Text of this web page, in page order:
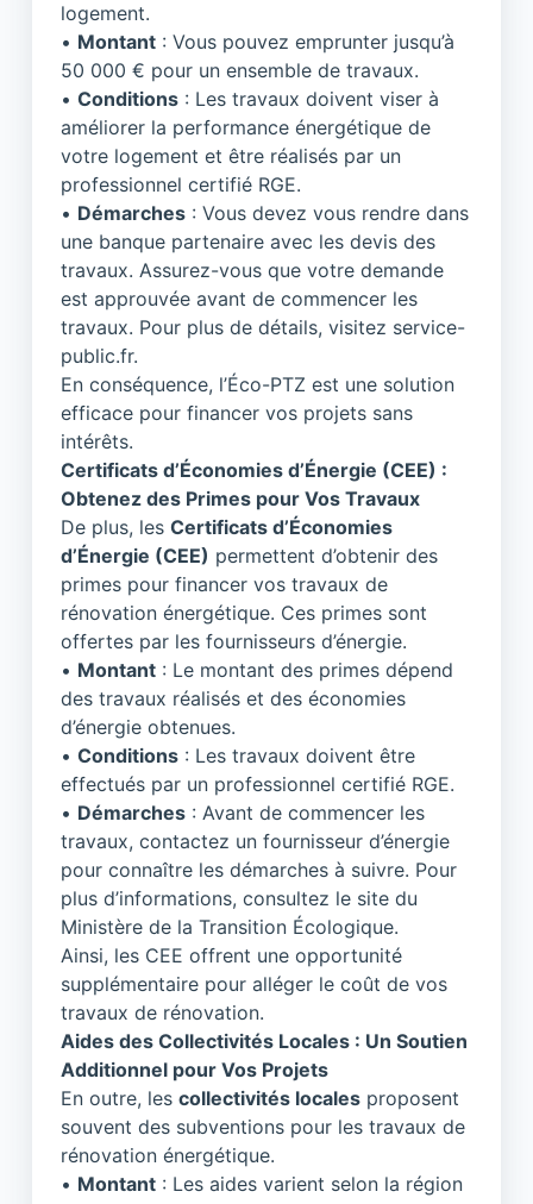
logement.
• Montant : Vous pouvez emprunter jusqu’à
50 000 € pour un ensemble de travaux.
•Conditions : Les travaux doivent viser à
améliorer la performance énergétique de
votre logement et être réalisés par un
professionnel certifié RGE.
• Démarches : Vous devez vous rendre dans
une banque partenaire avec les devis des
travaux. Assurez-vous que votre demande
est approuvée avant de commencer les
travaux. Pour plus de détails, visitez service-
public.fr.
En conséquence, l’Éco-PTZ est une solution
efficace pour financer vos projets sans
intérêts.
Certificats d’Économies d’Énergie (CEE) :
Obtenez des Primes pour Vos Travaux
De plus, lesCertificats d’Économies
d’Énergie (CEE) permettent d’obtenir des
primes pour financer vos travaux de
rénovation énergétique. Ces primes sont
offertes par les fournisseurs d’énergie.
• Montant : Le montant des primes dépend
des travaux réalisés et des économies
d’énergie obtenues.
•Conditions : Les travaux doivent être
effectués par un professionnel certifié RGE.
• Démarches : Avant de commencer les
travaux, contactez un fournisseur d’énergie
pour connaître les démarches à suivre. Pour
plus d’informations, consultez le site du
Ministère de la Transition Écologique.
Ainsi, les CEE offrent une opportunité
supplémentaire pour alléger le coût de vos
travaux de rénovation.
Aides des Collectivités Locales : Un Soutien
Additionnel pour Vos Projets
En outre, lescollectivités locales proposent
souvent des subventions pour les travaux de
rénovation énergétique.
• Montant : Les aides varient selon la région